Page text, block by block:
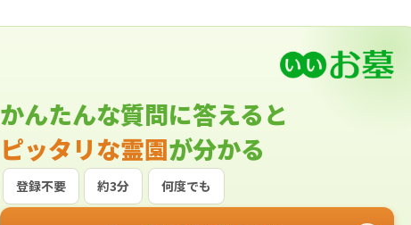
かんたんな質問に答えると
ピッタリな霊園が分かる
登録不要 約3分 何度でも